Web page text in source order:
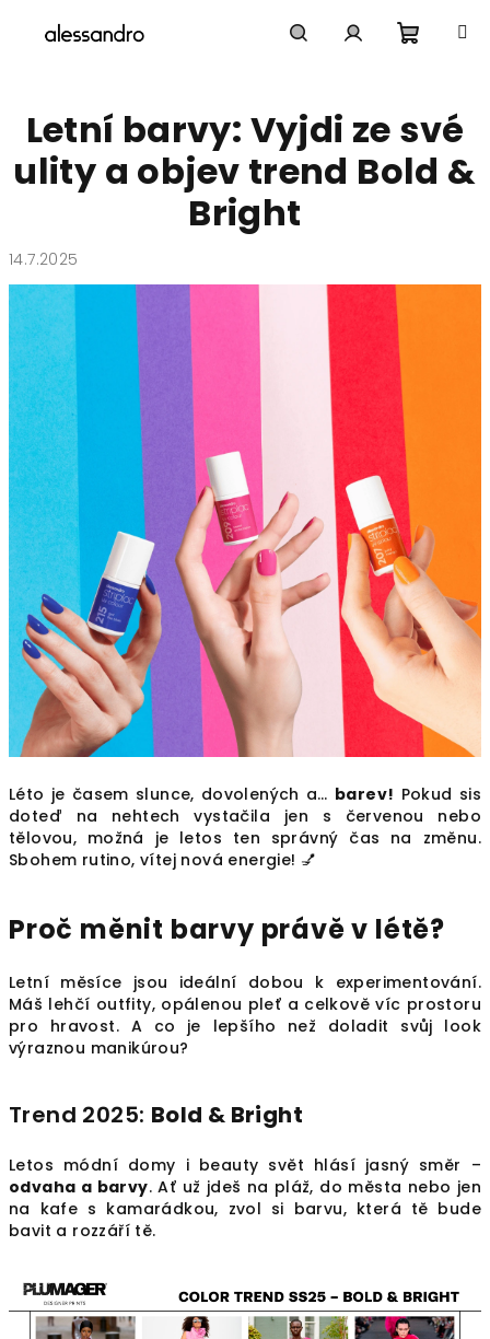
košík
Letní barvy: Vyjdi ze své
ulity a objev trend Bold &
Bright
14.7.2025
Léto je časem slunce, dovolených a… barev! Pokud sis
doteď na nehtech vystačila jen s červenou nebo
tělovou, možná je letos ten správný čas na změnu.
Sbohem rutino, vítej nová energie! 💅
Proč měnit barvy právě v létě?
Letní měsíce jsou ideální dobou k experimentování.
Máš lehčí outfity, opálenou pleť a celkově víc prostoru
pro hravost. A co je lepšího než doladit svůj look
výraznou manikúrou?
Trend 2025: Bold & Bright
Letos módní domy i beauty svět hlásí jasný směr –
odvaha a barvy. Ať už jdeš na pláž, do města nebo jen
na kafe s kamarádkou, zvol si barvu, která tě bude
bavit a rozzáří tě.